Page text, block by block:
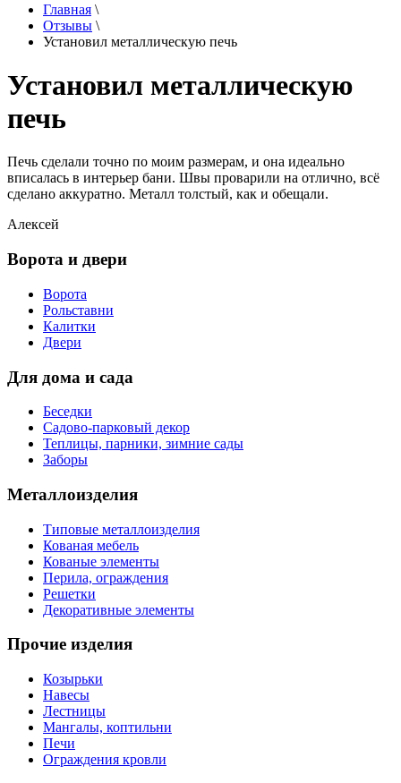
Главная \
Отзывы \
Установил металлическую печь
Установил металлическую
печь
Печь сделали точно по моим размерам, и она идеально
вписалась в интерьер бани. Швы проварили на отлично, всё
сделано аккуратно. Металл толстый, как и обещали.
Алексей
Ворота и двери
Ворота
Рольставни
Калитки
Двери
Для дома и сада
Беседки
Садово-парковый декор
Теплицы, парники, зимние сады
Заборы
Металлоизделия
Типовые металлоизделия
Кованая мебель
Кованые элементы
Перила, ограждения
Решетки
Декоративные элементы
Прочие изделия
Козырьки
Навесы
Лестницы
Мангалы, коптильни
Печи
Ограждения кровли